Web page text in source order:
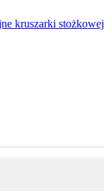
kruszarki stożkowej